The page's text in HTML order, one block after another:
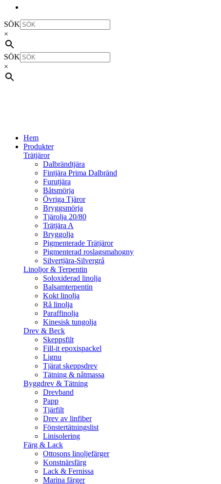
SÖK
×
SÖK
×
Hem
Produkter
Trätjäror
Dalbrändtjära
Fintjära Prima Dalbränd
Furutjära
Båtsmörja
Övriga Tjäror
Bryggsmörja
Tjärolja 20/80
Trätjära A
Bryggolja
Pigmenterade Trätjäror
Pigmenterad roslagsmahogny
Silvertjära-Silvergrå
Linoljor & Terpentin
Soloxiderad linolja
Balsamterpentin
Kokt linolja
Rå linolja
Paraffinolja
Kinesisk tungolja
Drev & Beck
Skeppsfilt
Fill-it epoxispackel
Lignu
Tjärat skeppsdrev
Tätning & nåtmassa
Byggdrev & Tätning
Drevband
Papp
Tjärfilt
Drev av linfiber
Fönstertätningslist
Linisolering
Färg & Lack
Ottosons linoljefärger
Konstnärsfärg
Lack & Fernissa
Marina färger